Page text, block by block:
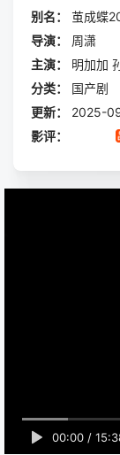
庭宴的庇护下
“疯月亮”蜕变为
偏爱，蓄谋已久
契约到真爱的双
别名：
茧成蝶
导演：
周潇
主演：
明加加
分类：
国产剧
更新：
2025-
影评：
00:00 /